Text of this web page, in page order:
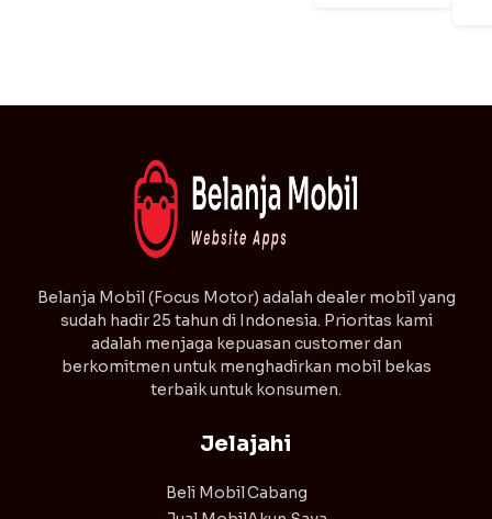
⁠Belanja Mobil (Focus Motor) adalah dealer mobil yang
sudah hadir 25 tahun di Indonesia. Prioritas kami
adalah menjaga kepuasan customer dan
berkomitmen untuk menghadirkan mobil bekas
terbaik untuk konsumen.
Jelajahi
Beli MobilCabang